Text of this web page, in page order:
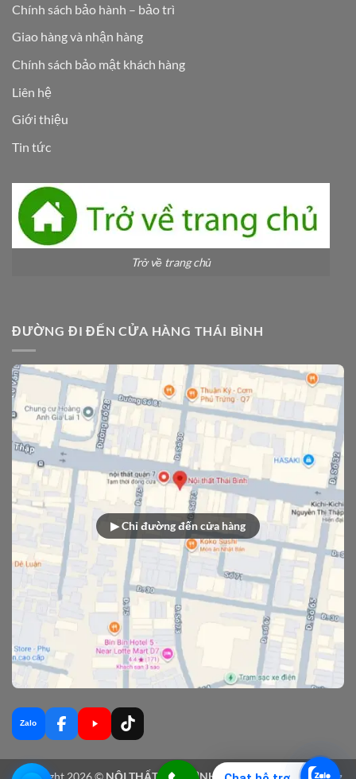
Chính sách bảo hành – bảo trì
Giao hàng và nhận hàng
Chính sách bảo mật khách hàng
Liên hệ
Giới thiệu
Tin tức
Trở về trang chủ
ĐƯỜNG ĐI ĐẾN CỬA HÀNG THÁI BÌNH
▶ Chỉ đường đến cửa hàng
Zalo
Copyright 2026 © NỘI THẤT THÁI BÌNH - Sản xuất nội thất gỗ tự